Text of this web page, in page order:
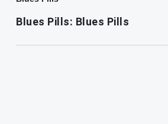
Blues Pills: Blues Pills